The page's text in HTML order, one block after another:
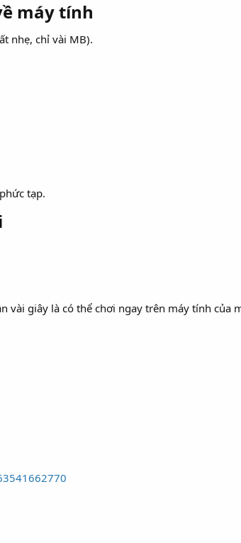
máy tính​
nhẹ, chỉ vài MB).
tạp.
vài giây là có thể chơi ngay trên máy tính của